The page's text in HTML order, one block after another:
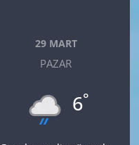
29 MART
PAZAR
6°